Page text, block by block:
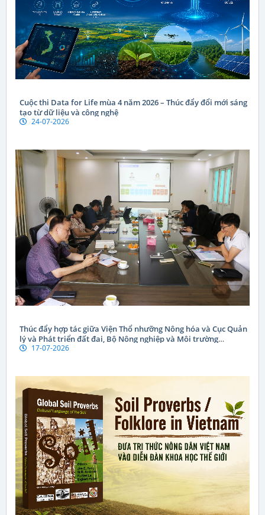
Cuộc thi Data for Life mùa 4 năm 2026 – Thúc đẩy đổi mới sáng
tạo từ dữ liệu và công nghệ
24-07-2026
Thúc đẩy hợp tác giữa Viện Thổ nhưỡng Nông hóa và Cục Quản
lý và Phát triển đất đai, Bộ Nông nghiệp và Môi trường
CHDCND Lào
17-07-2026